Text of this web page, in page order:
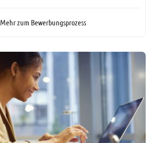
Mehr zum Bewerbungsprozess